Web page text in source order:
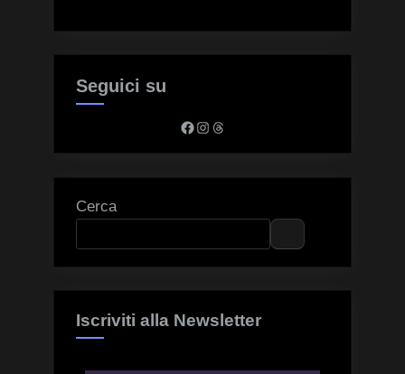
Seguici su
Facebook
Instagram
Threads
Cerca
Iscriviti alla Newsletter